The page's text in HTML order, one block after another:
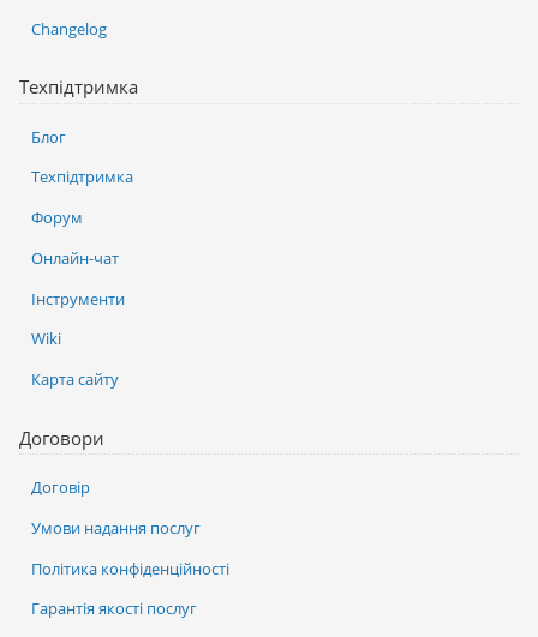
Changelog
Техпідтримка
Блог
Техпідтримка
Форум
Онлайн-чат
Інструменти
Wiki
Карта сайту
Договори
Договір
Умови надання послуг
Політика конфіденційності
Гарантія якості послуг